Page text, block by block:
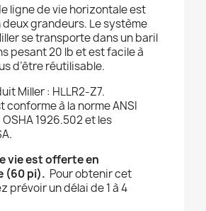
ligne de vie horizontale est
grandeurs. Le système
se transporte dans un baril
pesant 20 lb et est facile à
d’être réutilisable.
Miller : HLLR2-Z7.
conforme à la norme ANSI
1926.502 et les
vie est offerte en
(60 pi). Pour obtenir cet
prévoir un délai de 1 à 4